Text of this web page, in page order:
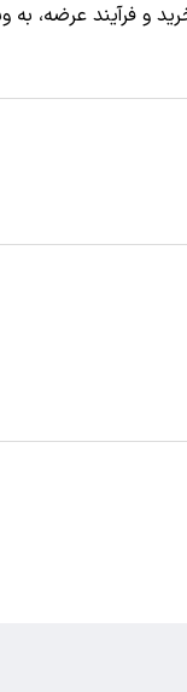
و فرآیند عرضه،